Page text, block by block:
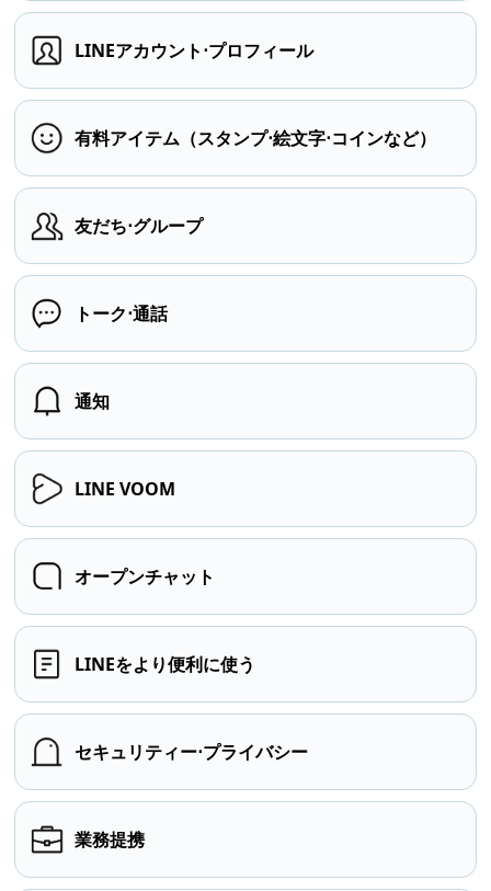
LINEアカウント⋅プロフィール
有料アイテム（スタンプ⋅絵文字⋅コインなど）
友だち⋅グループ
トーク⋅通話
通知
LINE VOOM
オープンチャット
LINEをより便利に使う
セキュリティー⋅プライバシー
業務提携